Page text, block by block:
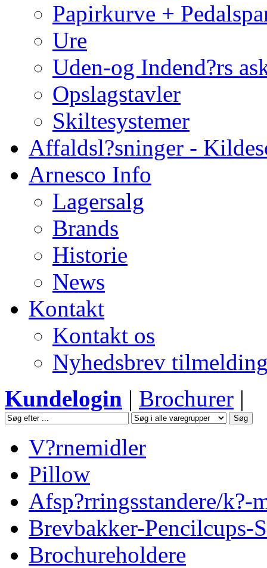
Papirkurve +
Ure
Uden-og Indend?rs
Opslagstavler
Skiltesystemer
Affaldsl?sninger -
Arnesco Info
Lagersalg
Brands
Historie
News
Kontakt
Kontakt os
Nyhedsbrev
Kundelogin | Brochurer |
V?rnemidler
Pillow
Afsp?rringsstandere/k?-
Brevbakker-Pencilcups-
Brochureholdere